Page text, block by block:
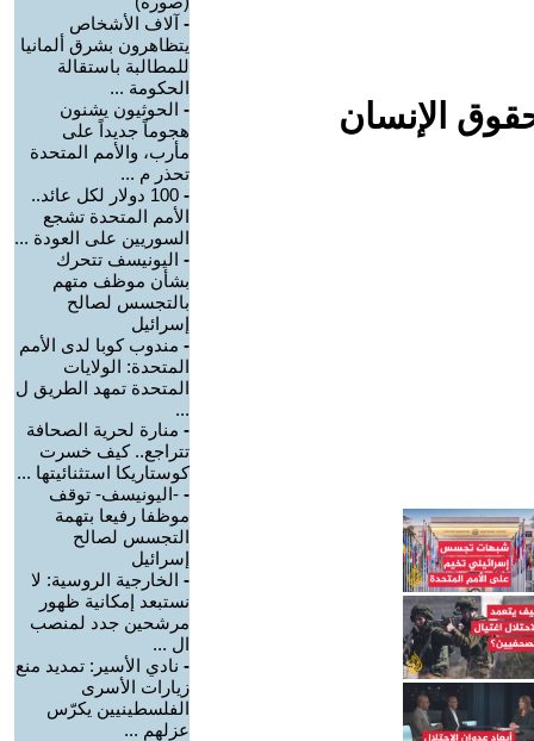
الإنسان
- آلاف الأشخاص
يتظاهرون بشرق ألمانيا
للمطالبة باستقالة
الحكومة ...
- الحوثيون يشنون
هجوماً جديداً على
مأرب، والأمم المتحدة
تحذر م ...
-
100 دولار لكل عائد..
الأمم المتحدة تشجع
السوريين على العودة ...
- اليونيسف تتحرك
بشأن موظف متهم
بالتجسس لصالح
إسرائيل
- مندوب كوبا لدى الأمم
المتحدة: الولايات
المتحدة تمهد الطريق ل
...
- منارة لحرية الصحافة
تتراجع.. كيف خسرت
كوستاريكا استثنائيتها ...
- -اليونيسف- توقف
موظفا رفيعا بتهمة
التجسس لصالح
إسرائيل
- الخارجية الروسية: لا
نستبعد إمكانية ظهور
مرشحين جدد لمنصب
ال ...
- نادي الأسير: تمديد منع
زيارات الأسرى
الفلسطينيين يكرّس
عزلهم ...